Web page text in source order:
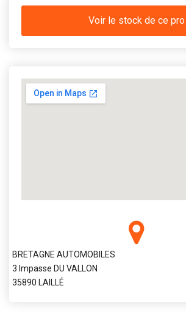
Voir le stock de ce pro
BRETAGNE AUTOMOBILES
3 Impasse DU VALLON
35890 LAILLÉ